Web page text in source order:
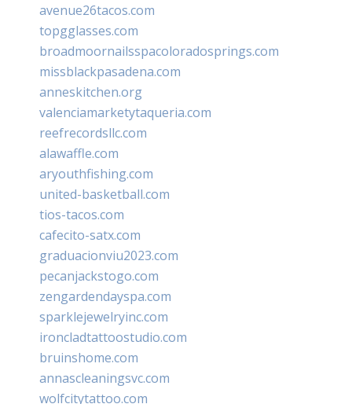
avenue26tacos.com
topgglasses.com
broadmoornailsspacoloradosprings.com
missblackpasadena.com
anneskitchen.org
valenciamarketytaqueria.com
reefrecordsllc.com
alawaffle.com
aryouthfishing.com
united-basketball.com
tios-tacos.com
cafecito-satx.com
graduacionviu2023.com
pecanjackstogo.com
zengardendayspa.com
sparklejewelryinc.com
ironcladtattoostudio.com
bruinshome.com
annascleaningsvc.com
wolfcitytattoo.com